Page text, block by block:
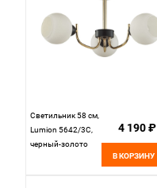
Светильник 58 см,
Lumion 5642/3C,
черный-золото
4 190 ₽
В КОРЗИНУ